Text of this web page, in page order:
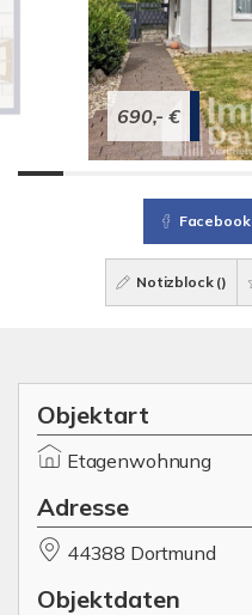
690,- €
Facebook
Notizblock ()
Objektart
Etagenwohnung
Adresse
44388 Dortmund
Objektdaten